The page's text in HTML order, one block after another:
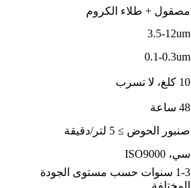
مصقول + طلاء الكروم
3.5-12um
0.1-0.3um
10 كلغ، لا تسرب
48 ساعة
صنبور الحوض ≥ 5 لتر/دقيقة
سي، ISO9000
1-3 سنوات حسب مستوى الجودة